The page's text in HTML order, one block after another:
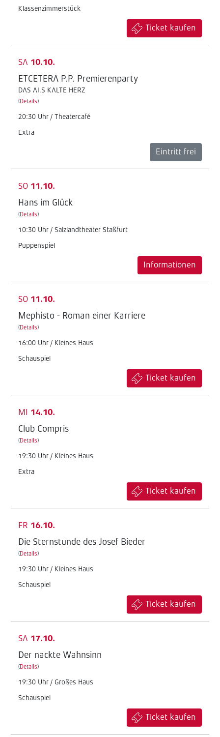
Klassenzimmerstück
Ticket kaufen
SA 10.10.
ETCETERA P.P. Premierenparty
DAS AI.S KALTE HERZ
(Details)
20:30 Uhr / Theatercafé
Extra
Eintritt frei
SO 11.10.
Hans im Glück
(Details)
10:30 Uhr / Salzlandtheater Staßfurt
Puppenspiel
Informationen
SO 11.10.
Mephisto - Roman einer Karriere
(Details)
16:00 Uhr / Kleines Haus
Schauspiel
Ticket kaufen
MI 14.10.
Club Compris
(Details)
19:30 Uhr / Kleines Haus
Extra
Ticket kaufen
FR 16.10.
Die Sternstunde des Josef Bieder
(Details)
19:30 Uhr / Kleines Haus
Schauspiel
Ticket kaufen
SA 17.10.
Der nackte Wahnsinn
(Details)
19:30 Uhr / Großes Haus
Schauspiel
Ticket kaufen